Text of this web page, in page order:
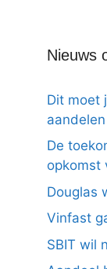
Nieuws
Dit moet
aandelen
De
opkomst
Douglas
Vinfast
SBIT wil